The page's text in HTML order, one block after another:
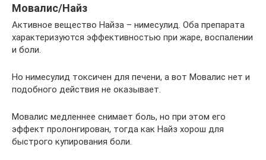
Мовалис/Найз
Активное вещество Найза – нимесулид. Оба препарата
характеризуются эффективностью при жаре, воспалении
и боли.
Но нимесулид токсичен для печени, а вот Мовалис нет и
подобного действия не оказывает.
Мовалис медленнее снимает боль, но при этом его
эффект пролонгирован, тогда как Найз хорош для
быстрого купирования боли.